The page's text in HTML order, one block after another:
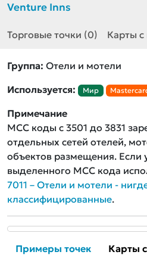
Venture Inns
Торговые точки (0) Карты
Группа: Отели и мотели
Используется:
Мир
Примечание
MCC коды с 3501 до 3831
отдельных сетей отелей,
объектов размещения. Если
выделенного MCC кода
7011 – Отели и мотели -
классифицированные.
Примеры точек Карты